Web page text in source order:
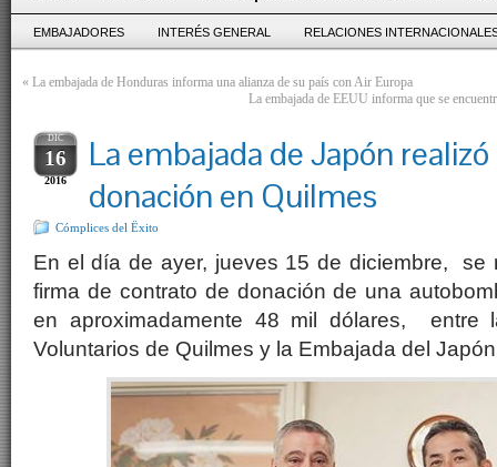
EMBAJADORES INTERÉS GENERAL RELACIONES
« La embajada de Honduras informa una alianza de su país con Air Europa
La embajada de EEUU informa que se
DIC
16
2016
La embajada de Japón
donación en Quilmes
Cómplices del Ëxito
En el día de ayer, jueves 15 de diciembre, se
firma de contrato de donación de una
en aproximadamente 48 mil dólares, entre
Voluntarios de Quilmes y la Embajada del